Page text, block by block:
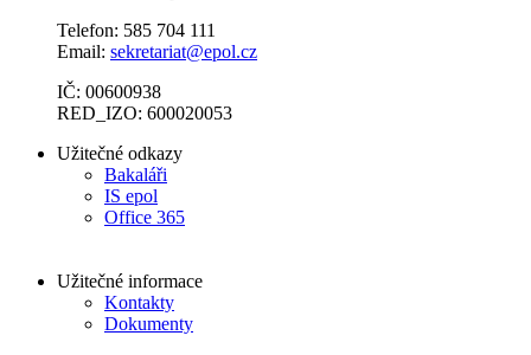
Telefon: 585 704 111
Email: sekretariat@epol.cz
IČ: 00600938
RED_IZO: 600020053
Užitečné odkazy
Bakaláři
IS epol
Office 365
Užitečné informace
Kontakty
Dokumenty